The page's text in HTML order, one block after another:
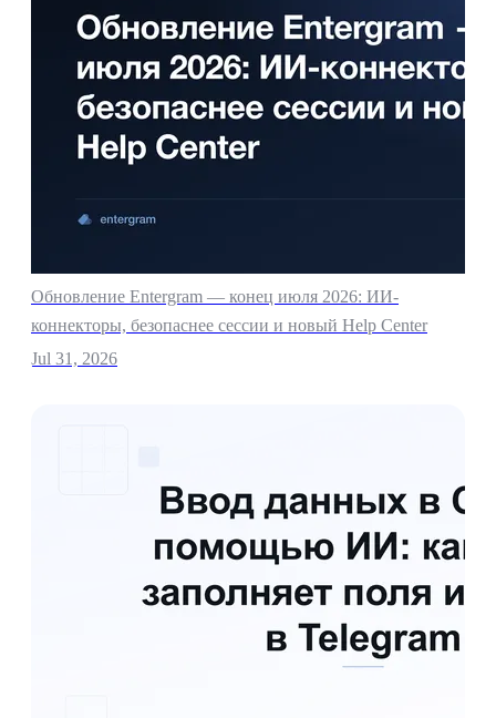
Обновление Entergram — конец июля 2026: ИИ-
коннекторы, безопаснее сессии и новый Help Center
Jul 31, 2026